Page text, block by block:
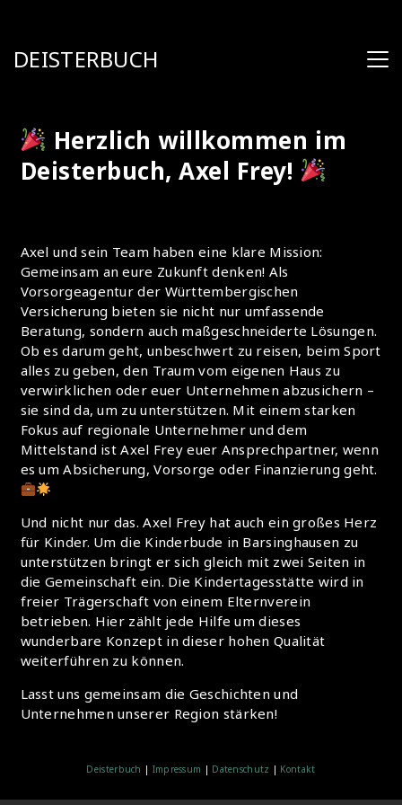
DEISTERBUCH
Herzlich willkommen im
Deisterbuch, Axel Frey!
Axel und sein Team haben eine klare Mission:
Gemeinsam an eure Zukunft denken! Als
Vorsorgeagentur der Württembergischen
Versicherung bieten sie nicht nur umfassende
Beratung, sondern auch maßgeschneiderte Lösungen.
Ob es darum geht, unbeschwert zu reisen, beim Sport
alles zu geben, den Traum vom eigenen Haus zu
verwirklichen oder euer Unternehmen abzusichern –
sie sind da, um zu unterstützen. Mit einem starken
Fokus auf regionale Unternehmer und dem
Mittelstand ist Axel Frey euer Ansprechpartner, wenn
es um Absicherung, Vorsorge oder Finanzierung geht.
Und nicht nur das. Axel Frey hat auch ein großes Herz
für Kinder. Um die Kinderbude in Barsinghausen zu
unterstützen bringt er sich gleich mit zwei Seiten in
die Gemeinschaft ein. Die Kindertagesstätte wird in
freier Trägerschaft von einem Elternverein
betrieben. Hier zählt jede Hilfe um dieses
wunderbare Konzept in dieser hohen Qualität
weiterführen zu können.
Lasst uns gemeinsam die Geschichten und
Unternehmen unserer Region stärken!
Deisterbuch | Impressum | Datenschutz | Kontakt